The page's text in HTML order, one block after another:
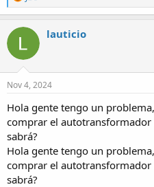
e
a
c
i
o
n
s
lauticio
Nov 4, 2024
Hola gente tengo un
comprar el
sabrá?
Hola gente tengo un
comprar el
sabrá?